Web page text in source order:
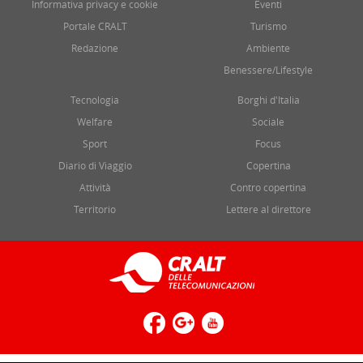
Informativa privacy e cookie
Portale CRALT
Redazione
Eventi
Turismo
Ambiente
Benessere/Lifestyle
Tecnologia
Welfare
Sport
Diario di Viaggio
Attività
Territorio
Borghi d'Italia
Sociale
Focus
Copertina
Contro copertina
Lettere al direttore